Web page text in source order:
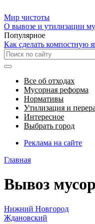
Мир чистоты
О вывозе и утилизации
Популярное
Как сделать компостную
Все об отходах
Мусорная реформа
Нормативы
Утилизация и
Интересное
Выбрать город
Реклама на сайте
Главная
Вывоз
Нижний Новгород
Ждановский